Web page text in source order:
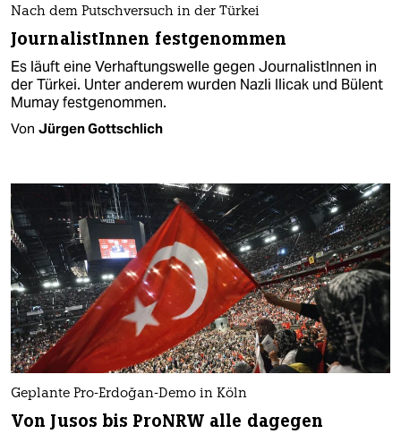
Nach dem Putschversuch in der Türkei
JournalistInnen festgenommen
Es läuft eine Verhaftungswelle gegen JournalistInnen in
der Türkei. Unter anderem wurden Nazli Ilicak und Bülent
Mumay festgenommen.
Von Jürgen Gottschlich
Geplante Pro-Erdoğan-Demo in Köln
Von Jusos bis ProNRW alle dagegen